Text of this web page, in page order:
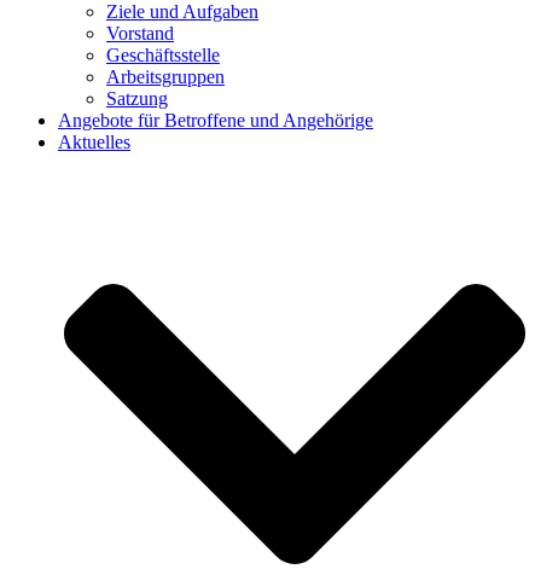
Ziele und Aufgaben
Vorstand
Geschäftsstelle
Arbeitsgruppen
Satzung
Angebote für Betroffene und Angehörige
Aktuelles